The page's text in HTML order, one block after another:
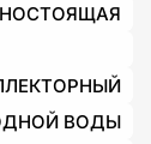
ВОДЫ